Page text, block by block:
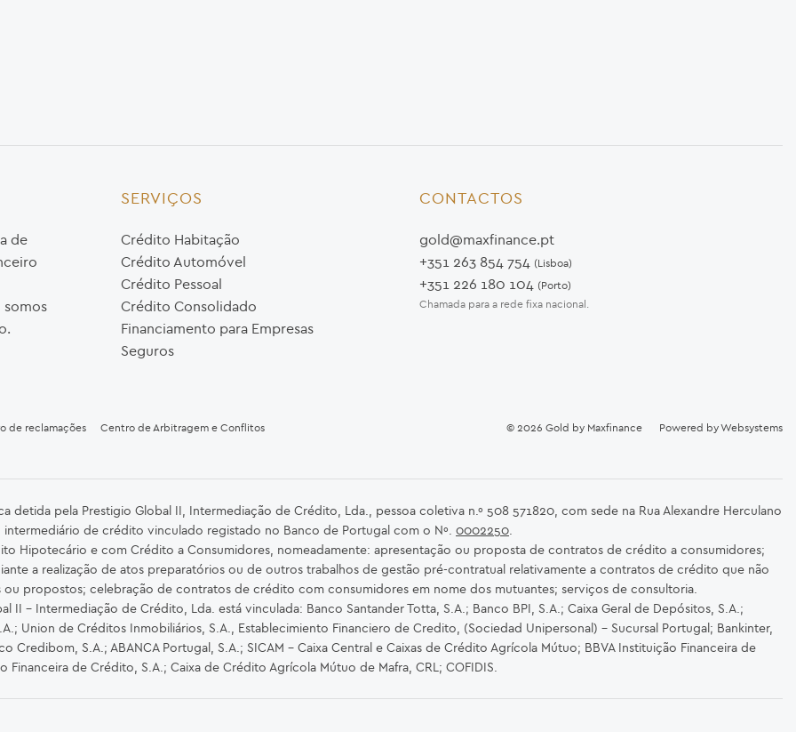
de
SERVIÇOS
Crédito Habitação
Crédito Automóvel
Crédito Pessoal
Crédito Consolidado
Financiamento para Empresas
Seguros
CONTACTOS
gold@maxfinance.pt
+351 263 854 754 (Lisboa)
+351 226 180 104 (Porto)
Chamada para a rede fixa nacional.
de reclamações Centro de Arbitragem e Conflitos © 2026 Gold by Maxfinance Powered byWebsystems
detida pela Prestigio Global II, Intermediação de Crédito, Lda., pessoa coletiva n.º 508 571820, com sede na Rua Alexandre Herculano
intermediário de crédito vinculado registado no Banco de Portugal com o Nº. 0002250.
Hipotecário e com Crédito a Consumidores, nomeadamente: apresentação ou proposta de contratos de crédito a consumidores;
a realização de atos preparatórios ou de outros trabalhos de gestão pré-contratual relativamente a contratos de crédito que não
ou propostos; celebração de contratos de crédito com consumidores em nome dos mutuantes; serviços de consultoria.
II – Intermediação de Crédito, Lda. está vinculada: Banco Santander Totta, S.A.; Banco BPI, S.A.; Caixa Geral de Depósitos, S.A.;
Union de Créditos Inmobiliários, S.A., Establecimiento Financiero de Credito, (Sociedad Unipersonal) - Sucursal Portugal; Bankinter,
Credibom, S.A.; ABANCA Portugal, S.A.; SICAM - Caixa Central e Caixas de Crédito Agrícola Mútuo; BBVA Instituição Financeira de
Financeira de Crédito, S.A.; Caixa de Crédito Agrícola Mútuo de Mafra, CRL; COFIDIS.